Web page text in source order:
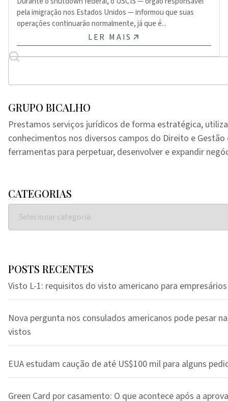
pela imigração nos Estados Unidos — informou que suas
operações continuarão normalmente, já que é...
LER MAIS
GRUPO BICALHO
Prestamos serviços jurídicos de forma estratégica,
conhecimentos nos diversos campos do Direito e
ferramentas para perpetuar, desenvolver e expandir
CATEGORIAS
POSTS RECENTES
Visto L-1: requisitos do visto americano para empresários
Nova pergunta nos consulados americanos pode pesar
vistos
EUA estudam caução de até US$100 mil para alguns
Green Card por casamento: O que acontece após a